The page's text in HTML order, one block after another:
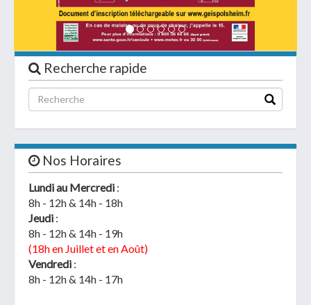
Recherche rapide
Nos Horaires
Lundi au Mercredi :
8h - 12h & 14h - 18h
Jeudi :
8h - 12h & 14h - 19h
(18h en Juillet et en Août)
Vendredi :
8h - 12h & 14h - 17h
Télécharger votre fichier
document WORD (.doc, .docx)
NON
En soumettant ce formulaire, j'accepte
que mes données personnelles soient traitées par la
Mairie de Geispolsheim.